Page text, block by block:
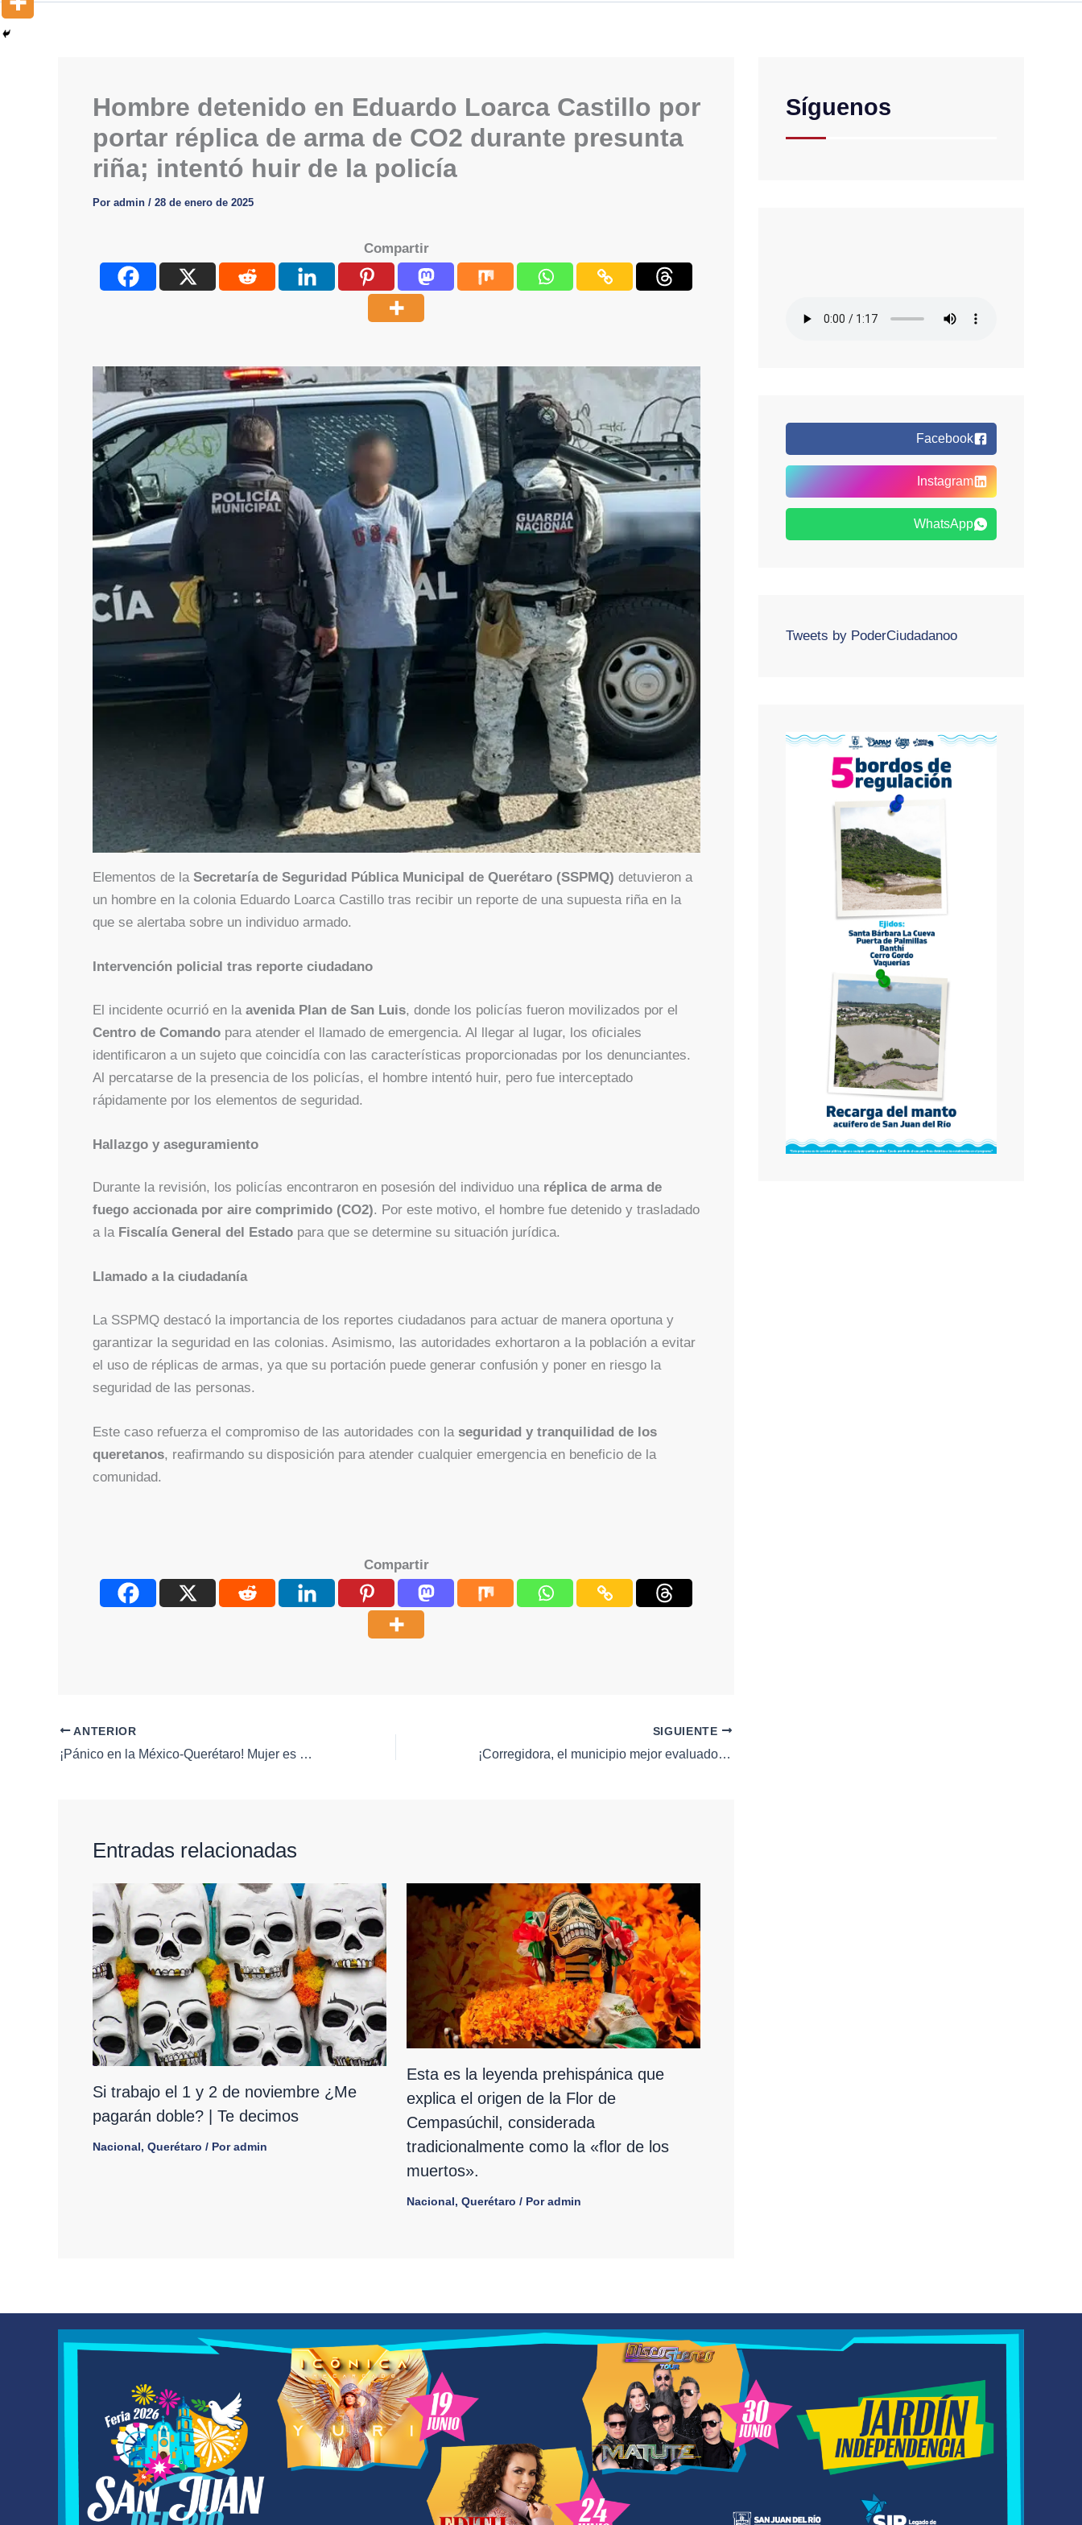
Hombre detenido en Eduardo Loarca Castillo por
portar réplica de arma de CO2 durante presunta
riña; intentó huir de la policía
Por admin / 28 de enero de 2025
Compartir
Elementos de la Secretaría de Seguridad Pública Municipal de Querétaro (SSPMQ) detuvieron a
un hombre en la colonia Eduardo Loarca Castillo tras recibir un reporte de una supuesta riña en la
que se alertaba sobre un individuo armado.
Intervención policial tras reporte ciudadano
El incidente ocurrió en la avenida Plan de San Luis, donde los policías fueron movilizados por el
Centro de Comandopara atender el llamado de emergencia. Al llegar al lugar, los oficiales
identificaron a un sujeto que coincidía con las características proporcionadas por los denunciantes.
Al percatarse de la presencia de los policías, el hombre intentó huir, pero fue interceptado
rápidamente por los elementos de seguridad.
Hallazgo y aseguramiento
Durante la revisión, los policías encontraron en posesión del individuo una réplica de arma de
fuego accionada por aire comprimido (CO2). Por este motivo, el hombre fue detenido y trasladado
a la Fiscalía General del Estadopara que se determine su situación jurídica.
Llamado a la ciudadanía
La SSPMQ destacó la importancia de los reportes ciudadanos para actuar de manera oportuna y
garantizar la seguridad en las colonias. Asimismo, las autoridades exhortaron a la población a evitar
el uso de réplicas de armas, ya que su portación puede generar confusión y poner en riesgo la
seguridad de las personas.
Este caso refuerza el compromiso de las autoridades con la seguridad y tranquilidad de los
queretanos, reafirmando su disposición para atender cualquier emergencia en beneficio de la
comunidad.
Compartir
ANTERIOR
¡Pánico en la México-Querétaro! Mujer es emboscada con ponchallantas y asaltada por hombres armados en Tepeji del Río
SIGUIENTE
¡Corregidora, el municipio mejor evaluado en servicios públicos del país!
Entradas relacionadas
Si trabajo el 1 y 2 de noviembre ¿Me
pagarán doble? | Te decimos
Nacional, Querétaro / Poradmin
Esta es la leyenda prehispánica que
explica el origen de la Flor de
Cempasúchil, considerada
tradicionalmente como la «flor de los
muertos».
Nacional, Querétaro / Poradmin
Síguenos
Facebook
Instagram
WhatsApp
Tweets by PoderCiudadanoo